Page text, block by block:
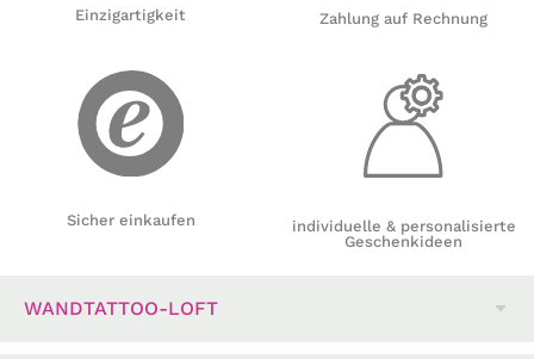
Einzigartigkeit
Sicher einkaufen
Zahlung auf Rechnung
individuelle & personalisierte
Geschenkideen
WANDTATTOO-LOFT